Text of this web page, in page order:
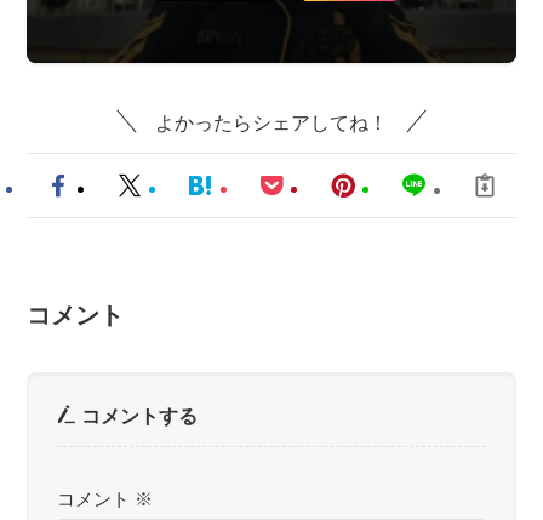
よかったらシェアしてね！
コメント
コメントする
コメント ※